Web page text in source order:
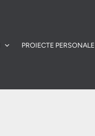
PROIECTE PERSONALE